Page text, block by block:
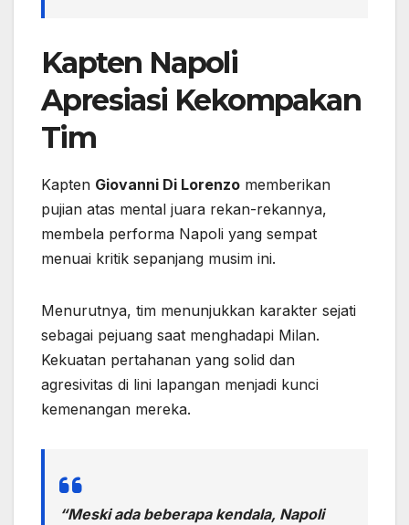
Kapten Napoli
Apresiasi Kekompakan
Tim
Kapten Giovanni Di Lorenzo memberikan
pujian atas mental juara rekan-rekannya,
membela performa Napoli yang sempat
menuai kritik sepanjang musim ini.
Menurutnya, tim menunjukkan karakter sejati
sebagai pejuang saat menghadapi Milan.
Kekuatan pertahanan yang solid dan
agresivitas di lini lapangan menjadi kunci
kemenangan mereka.
“Meski ada beberapa kendala, Napoli